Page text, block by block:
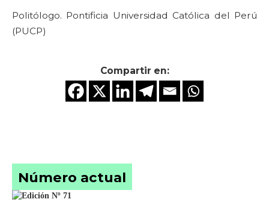
Politólogo. Pontificia Universidad Católica del Perú
(PUCP)
Compartir en:
Número actual